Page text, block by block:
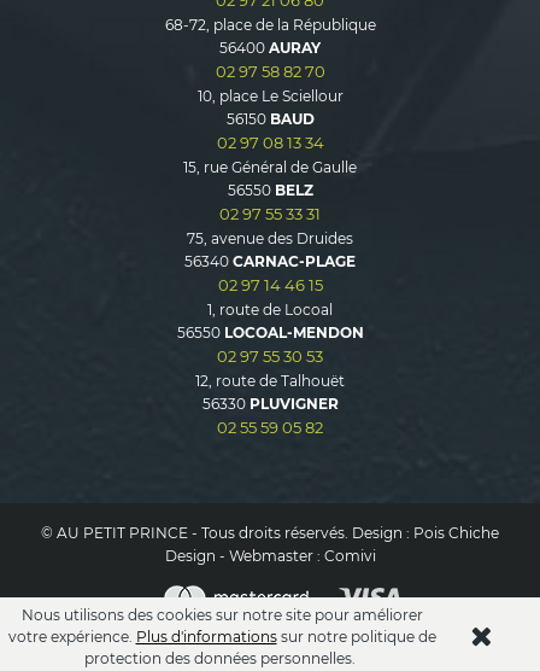
Nous utilisons des cookies sur notre site pour améliorer
votre expérience. Plus d'informationssur notre politique de
protection des données personnelles.
68-72, place de la République
56400 AURAY
02 97 58 82 70
10, place Le Sciellour
56150 BAUD
02 97 08 13 34
15, rue Général de Gaulle
56550 BELZ
02 97 55 33 31
75, avenue des Druides
56340 CARNAC-PLAGE
02 97 14 46 15
1, route de Locoal
56550 LOCOAL-MENDON
02 97 55 30 53
12, route de Talhouët
56330 PLUVIGNER
02 55 59 05 82
© AU PETIT PRINCE - Tous droits réservés. Design : Pois Chiche
Design - Webmaster : Comivi